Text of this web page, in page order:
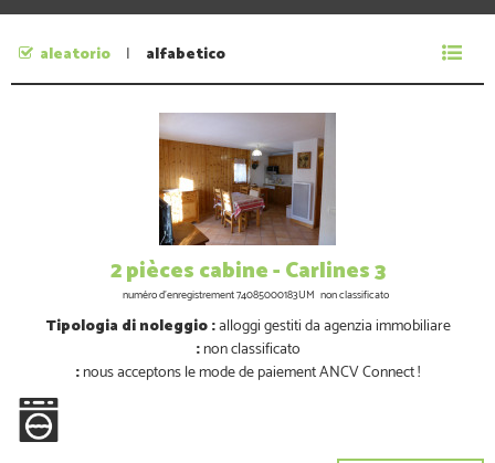
Non ho date precise
aleatorio alfabetico
2 pièces cabine - Carlines 3
numéro d'enregistrement74085000183UM non classificato
Tipologia di noleggio :alloggi gestiti da agenzia immobiliare
:non classificato
:nous acceptons le mode de paiement ANCV Connect !